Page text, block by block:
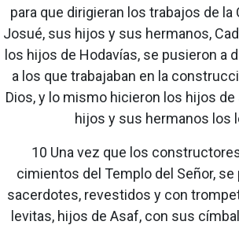
para que dirigieran los trabajos de la
Josué, sus hijos y sus hermanos,
los hijos de Hodavías, se pusieron a
a los que trabajaban en la
Dios, y lo mismo hicieron los hijos
hijos y sus hermanos los
10 Una vez que los
cimientos del Templo del Señor,
sacerdotes, revestidos y con
levitas, hijos de Asaf, con sus